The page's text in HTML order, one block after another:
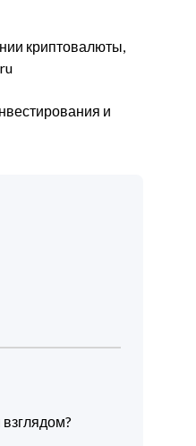
криптовалюты,
и